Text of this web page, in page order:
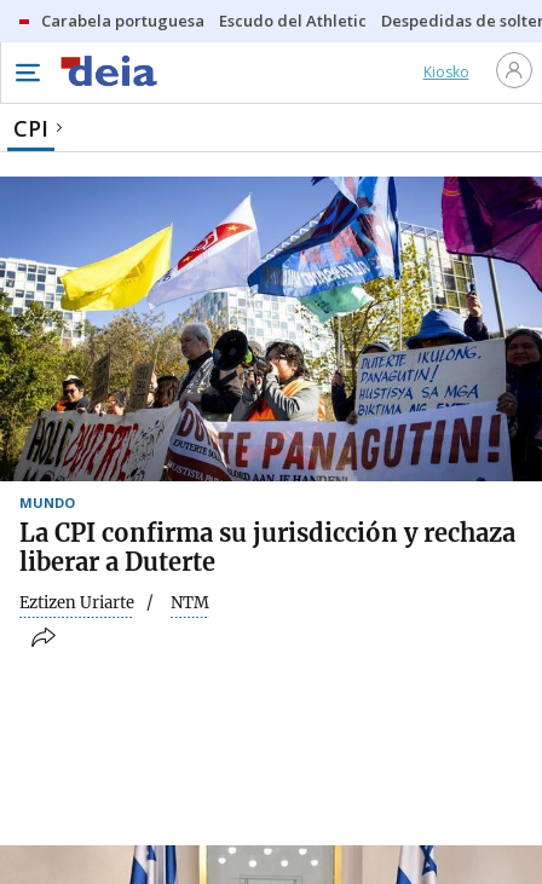
Carabela portuguesa Escudo del Athletic Despedidas de
Kiosko
CPI
MUNDO
La CPI confirma su jurisdicción y rechaza
liberar a Duterte
Eztizen Uriarte NTM